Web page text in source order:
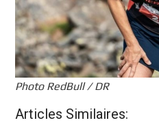
Photo RedBull / DR
Articles Similaires: